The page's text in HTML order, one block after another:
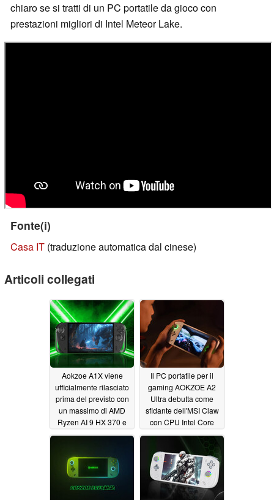
chiaro se si tratti di un PC portatile da gioco con
prestazioni migliori di Intel Meteor Lake.
Fonte(i)
Casa IT (traduzione automatica dal cinese)
Articoli collegati
Aokzoe A1X viene
ufficialmente rilasciato
prima del previsto con
un massimo di AMD
Ryzen AI 9 HX 370 e
64 GB di RAM06/14/2025
Il PC portatile per il
gaming AOKZOE A2
Ultra debutta come
sfidante dell'MSI Claw
con CPU Intel Core
Ultra di fascia alta
04/15/2024